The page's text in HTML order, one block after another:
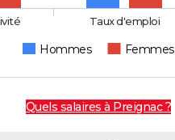
Hommes Femmes
Taux d'emploi
Quels salaires à Preignac ?